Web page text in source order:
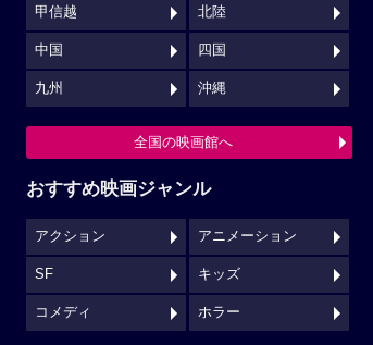
甲信越 北陸
中国 四国
九州 沖縄
全国の映画館へ
おすすめ映画ジャンル
アクション アニメーション
SF キッズ
コメディ ホラー